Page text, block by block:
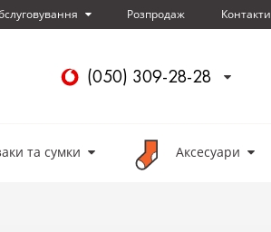
Розпродаж Контакти
(050) 309-28-28
та сумки Аксесуари